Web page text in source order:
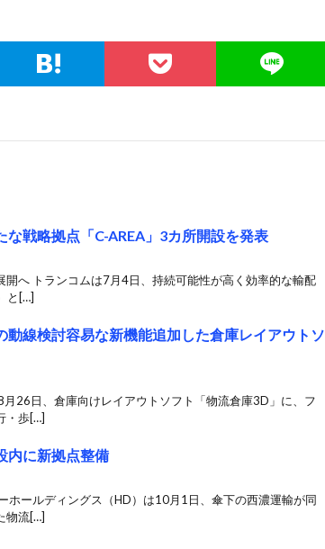
な戦略拠点「C-AREA」3カ所開設を発表
へ トランコムは7月4日、持続可能性が高く効率的な輸配
と[…]
動線検討容易な新機能追加した倉庫レイアウトソ
26日、倉庫向けレイアウトソフト「物流倉庫3D」に、フ
・歩[…]
内に新拠点整備
ホールディングス（HD）は10月1日、傘下の西濃運輸が同
物流[…]